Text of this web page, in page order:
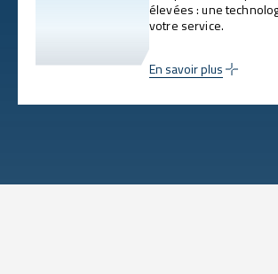
élevées : une
votre service.
En savoir plus